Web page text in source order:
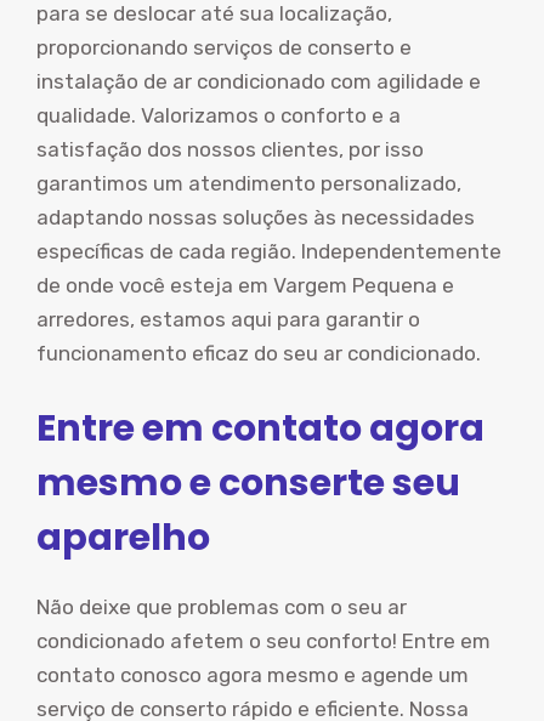
para se deslocar até sua localização,
proporcionando serviços de conserto e
instalação de ar condicionado com agilidade e
qualidade. Valorizamos o conforto e a
satisfação dos nossos clientes, por isso
garantimos um atendimento personalizado,
adaptando nossas soluções às necessidades
específicas de cada região. Independentemente
de onde você esteja em Vargem Pequena e
arredores, estamos aqui para garantir o
funcionamento eficaz do seu ar condicionado.
Entre em contato agora
mesmo e conserte seu
aparelho
Não deixe que problemas com o seu ar
condicionado afetem o seu conforto! Entre em
contato conosco agora mesmo e agende um
serviço de conserto rápido e eficiente. Nossa